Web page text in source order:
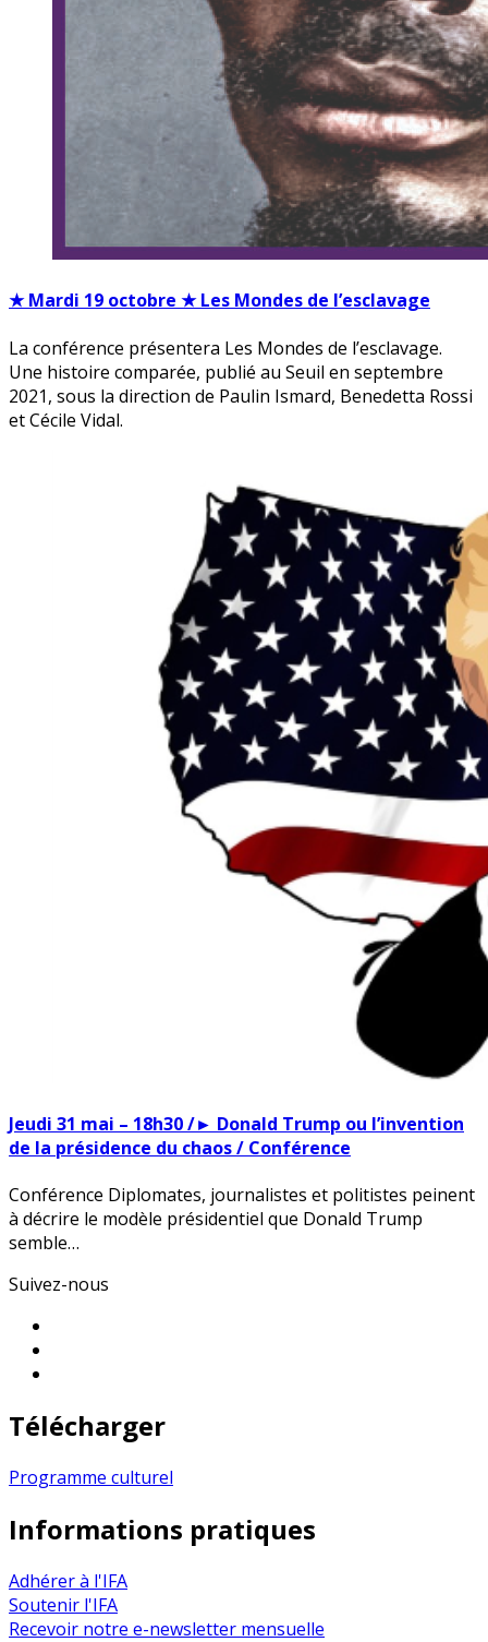
★ Mardi 19 octobre ★ Les Mondes de l’esclavage
La conférence présentera Les Mondes de l’esclavage.
Une histoire comparée, publié au Seuil en septembre
2021, sous la direction de Paulin Ismard, Benedetta Rossi
et Cécile Vidal.
Jeudi 31 mai – 18h30 /► Donald Trump ou l’invention
de la présidence du chaos / Conférence
Conférence Diplomates, journalistes et politistes peinent
à décrire le modèle présidentiel que Donald Trump
semble…
Suivez-nous
Télécharger
Programme culturel
Informations pratiques
Adhérer à l'IFA
Soutenir l'IFA
Recevoir notre e-newsletter mensuelle